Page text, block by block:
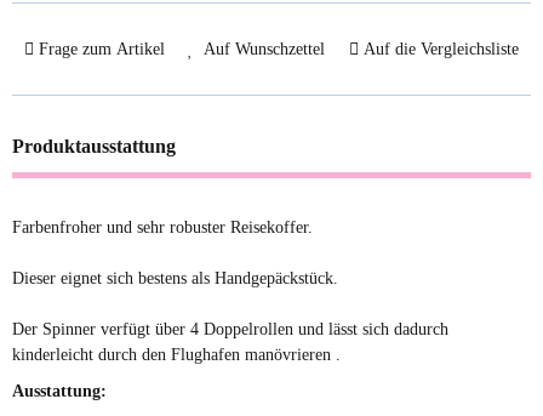
Frage zum Artikel Auf Wunschzettel Auf die Vergleichsliste
Produktausstattung
Farbenfroher und sehr robuster Reisekoffer.
Dieser eignet sich bestens als Handgepäckstück.
Der Spinner verfügt über 4 Doppelrollen und lässt sich dadurch
kinderleicht durch den Flughafen manövrieren .
Ausstattung: